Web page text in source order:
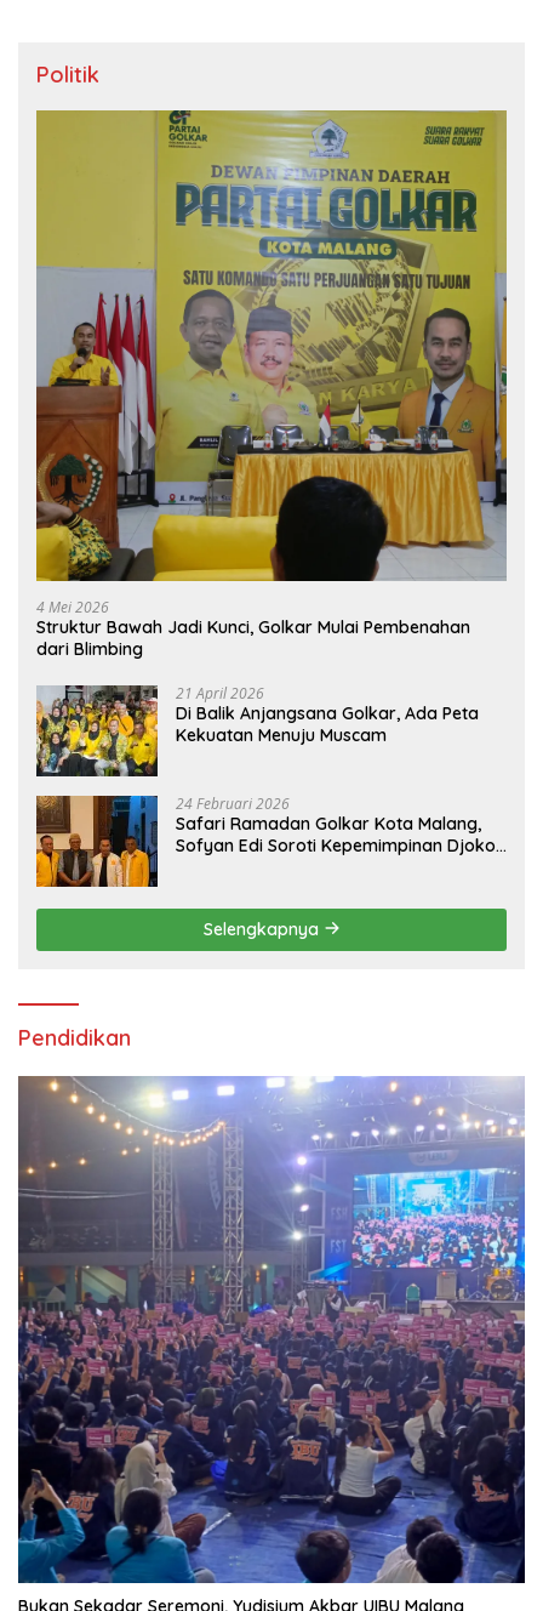
Politik
4 Mei 2026
Struktur Bawah Jadi Kunci, Golkar Mulai Pembenahan
dari Blimbing
21 April 2026
Di Balik Anjangsana Golkar, Ada Peta
Kekuatan Menuju Muscam
24 Februari 2026
Safari Ramadan Golkar Kota Malang,
Sofyan Edi Soroti Kepemimpinan Djoko
Selengkapnya
Pendidikan
Bukan Sekadar Seremoni, Yudisium Akbar UIBU Malang